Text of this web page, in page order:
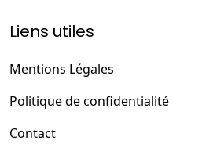
Liens utiles
Mentions Légales
Politique de confidentialité
Contact